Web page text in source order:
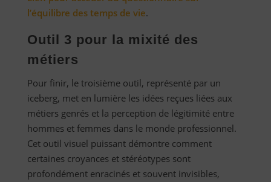
l’équilibre des temps de vie.
Outil 3 pour la mixité des
métiers
Pour finir, le troisième outil, représenté par un
iceberg, met en lumière les idées reçues liées aux
métiers genrés et la perception de légitimité entre
hommes et femmes dans le monde professionnel.
Cet outil visuel puissant démontre comment
certaines croyances et stéréotypes sont
profondément enracinés et souvent invisibles,